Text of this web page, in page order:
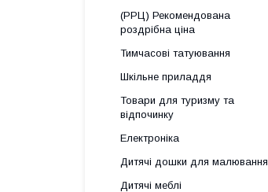
(РРЦ) Рекомендована
роздрібна ціна
Тимчасові татуювання
Шкільне приладдя
Товари для туризму та
відпочинку
Електроніка
Дитячі дошки для малювання
Дитячі меблі